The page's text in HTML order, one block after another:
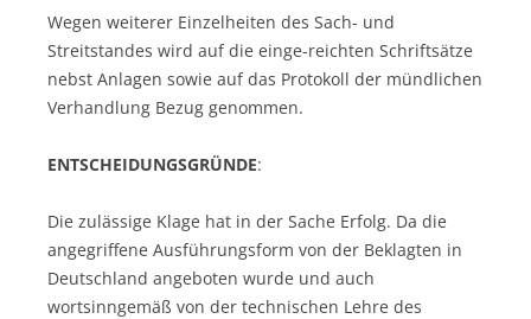
Wegen weiterer Einzelheiten des Sach- und
Streitstandes wird auf die einge-reichten Schriftsätze
nebst Anlagen sowie auf das Protokoll der mündlichen
Verhandlung Bezug genommen.
ENTSCHEIDUNGSGRÜNDE:
Die zulässige Klage hat in der Sache Erfolg. Da die
angegriffene Ausführungsform von der Beklagten in
Deutschland angeboten wurde und auch
wortsinngemäß von der technischen Lehre des